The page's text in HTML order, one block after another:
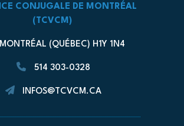
CONJUGALE DE MONTRÉAL
(TCVCM)
MONTRÉAL (QUÉBEC) H1Y 1N4
514 303-0328
INFOS@TCVCM.CA